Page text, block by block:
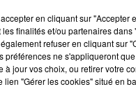
entre...
Incendies en
en cliquant sur "Accepter
finalités et/ou partenaires dans
refuser en cliquant sur
préférences ne s'appliqueront
à jour vos choix, ou retirer votre
lien "Gérer les cookies" situé en